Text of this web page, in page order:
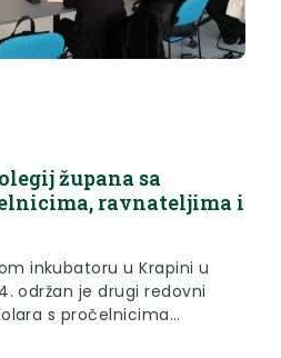
župana sa
ravnateljima i
inkubatoru u Krapini u
održan je drugi redovni
s pročelnicima